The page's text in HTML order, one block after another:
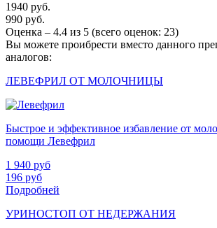
1940 руб.
990 руб.
Оценка – 4.4 из 5 (всего оценок: 23)
Вы можете проибрести вместо данного
аналогов:
ЛЕВЕФРИЛ ОТ МОЛОЧНИЦЫ
Быстрое и эффективное избавление от
помощи Левефрил
1 940 руб
196 руб
Подробней
УРИНОСТОП ОТ НЕДЕРЖАНИЯ